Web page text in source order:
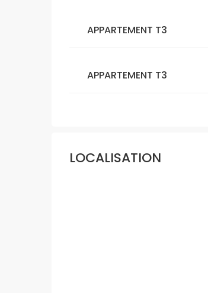
APPARTEMENT T3
APPARTEMENT T3
LOCALISATION